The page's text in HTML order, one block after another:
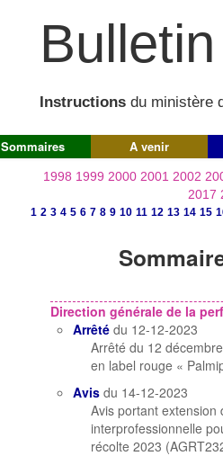
Instructions du ministère
Sommaires A venir
1998 1999 2000 2001 2002
2017
1 2 3 4 5 6 7 8 9 10 11 12 13 14 15
Direction générale de la
Arrêté du 12-12-2023
Arrêté du 12
en label rouge «
Avis du 14-12-2023
Avis portant extension
interprofessionnelle
récolte 2023